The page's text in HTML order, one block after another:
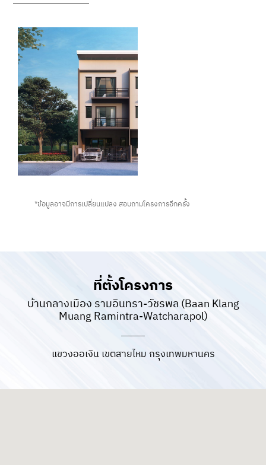
*ข้อมูลอาจมีการเปลี่ยนแปลง สอบถามโครงการอีกครั้ง
ที่ตั้งโครงการ
บ้านกลางเมือง รามอินทรา-วัชรพล (Baan Klang
Muang Ramintra-Watcharapol)
แขวงออเงิน เขตสายไหม กรุงเทพมหานคร